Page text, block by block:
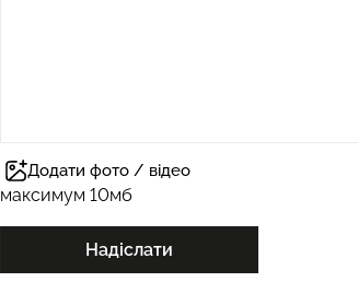
Додати фото / відео
максимум 10мб
Надіслати